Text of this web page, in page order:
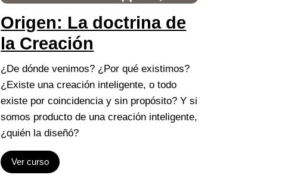
Origen: La doctrina de
la Creación
¿De dónde venimos? ¿Por qué existimos?
¿Existe una creación inteligente, o todo
existe por coincidencia y sin propósito? Y si
somos producto de una creación inteligente,
¿quién la diseñó?
Ver curso